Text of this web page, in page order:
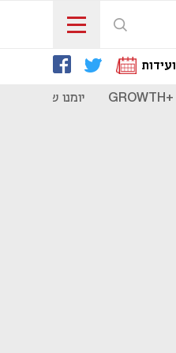
ועידות
+GROWTH יומנו של